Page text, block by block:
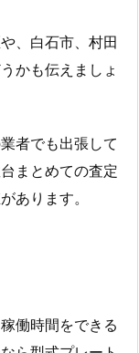
、白石市、村田
かも伝えましょ
者でも出張して
まとめての査定
あります。
働時間をできる